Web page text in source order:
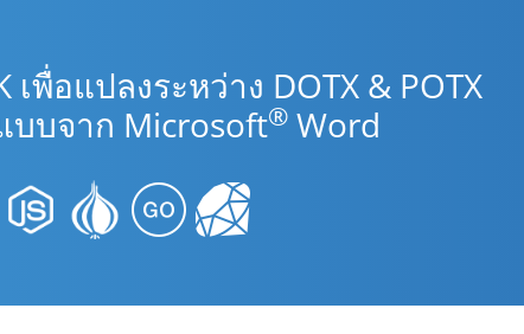
พื่อแปลงระหว่าง DOTX & POTX
บจาก Microsoft® Word